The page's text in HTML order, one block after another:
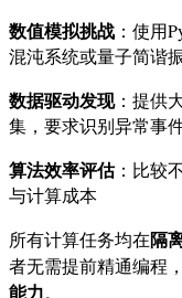
数值模拟挑战 ：使用
混沌系统或量子简谐
数据驱动发现：提供
集，要求识别异常事
算法效率评估：比较
与计算成本
所有计算任务均在隔
者无需提前精通编程
能力。